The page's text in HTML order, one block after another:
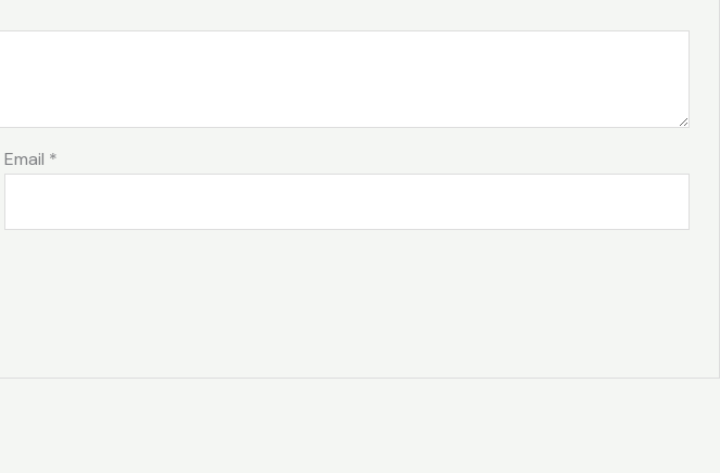
Email *